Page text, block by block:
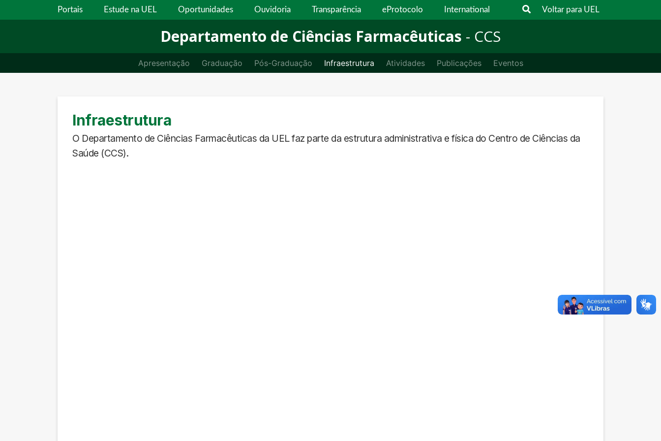
Portais Estude na UEL Oportunidades Ouvidoria Transparência eProtocolo International Voltar para UEL
Departamento de Ciências Farmacêuticas - CCS
Apresentação Graduação Pós-Graduação Infraestrutura Atividades Publicações Eventos
Infraestrutura
O Departamento de Ciências Farmacêuticas da UEL faz parte da estrutura administrativa e física do Centro de Ciências da
Saúde (CCS).